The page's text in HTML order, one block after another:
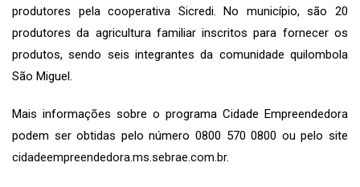
produtores pela cooperativa Sicredi. No município, são 20
produtores da agricultura familiar inscritos para fornecer os
produtos, sendo seis integrantes da comunidade quilombola
São Miguel.
Mais informações sobre o programa Cidade Empreendedora
podem ser obtidas pelo número 0800 570 0800 ou pelo site
cidadeempreendedora.ms.sebrae.com.br.